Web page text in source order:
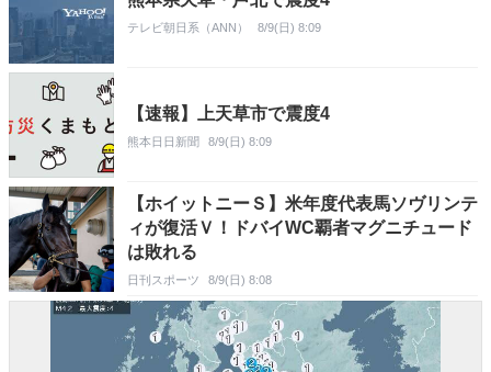
テレビ朝日系（ANN） 8/9(日) 8:09
【速報】上天草市で震度4
熊本日日新聞 8/9(日) 8:09
【ホイットニーＳ】米年度代表馬ソヴリンテ
ィが復活Ｖ！ドバイWC覇者マグニチュード
は敗れる
日刊スポーツ 8/9(日) 8:08